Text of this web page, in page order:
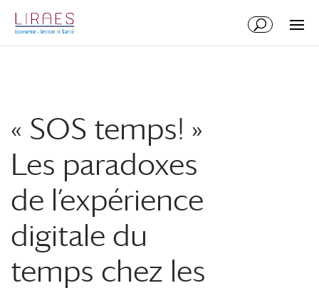
contenu
« SOS temps! »
Les paradoxes
de l’expérience
digitale du
temps chez les